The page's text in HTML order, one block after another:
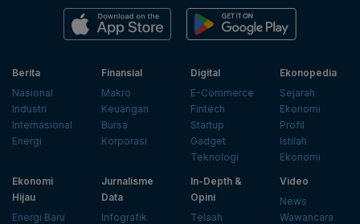
Berita
Nasional
Industri
Internasional
Energi
Finansial
Makro
Keuangan
Bursa
Korporasi
Digital
E-Commerce
Fintech
Startup
Gadget
Teknologi
Ekonopedia
Sejarah
Ekonomi
Profil
Istilah
Ekonomi
Ekonomi
Hijau
Energi Baru
Jurnalisme
Data
Infografik
In-Depth &
Opini
Telaah
Video
News
Wawancara